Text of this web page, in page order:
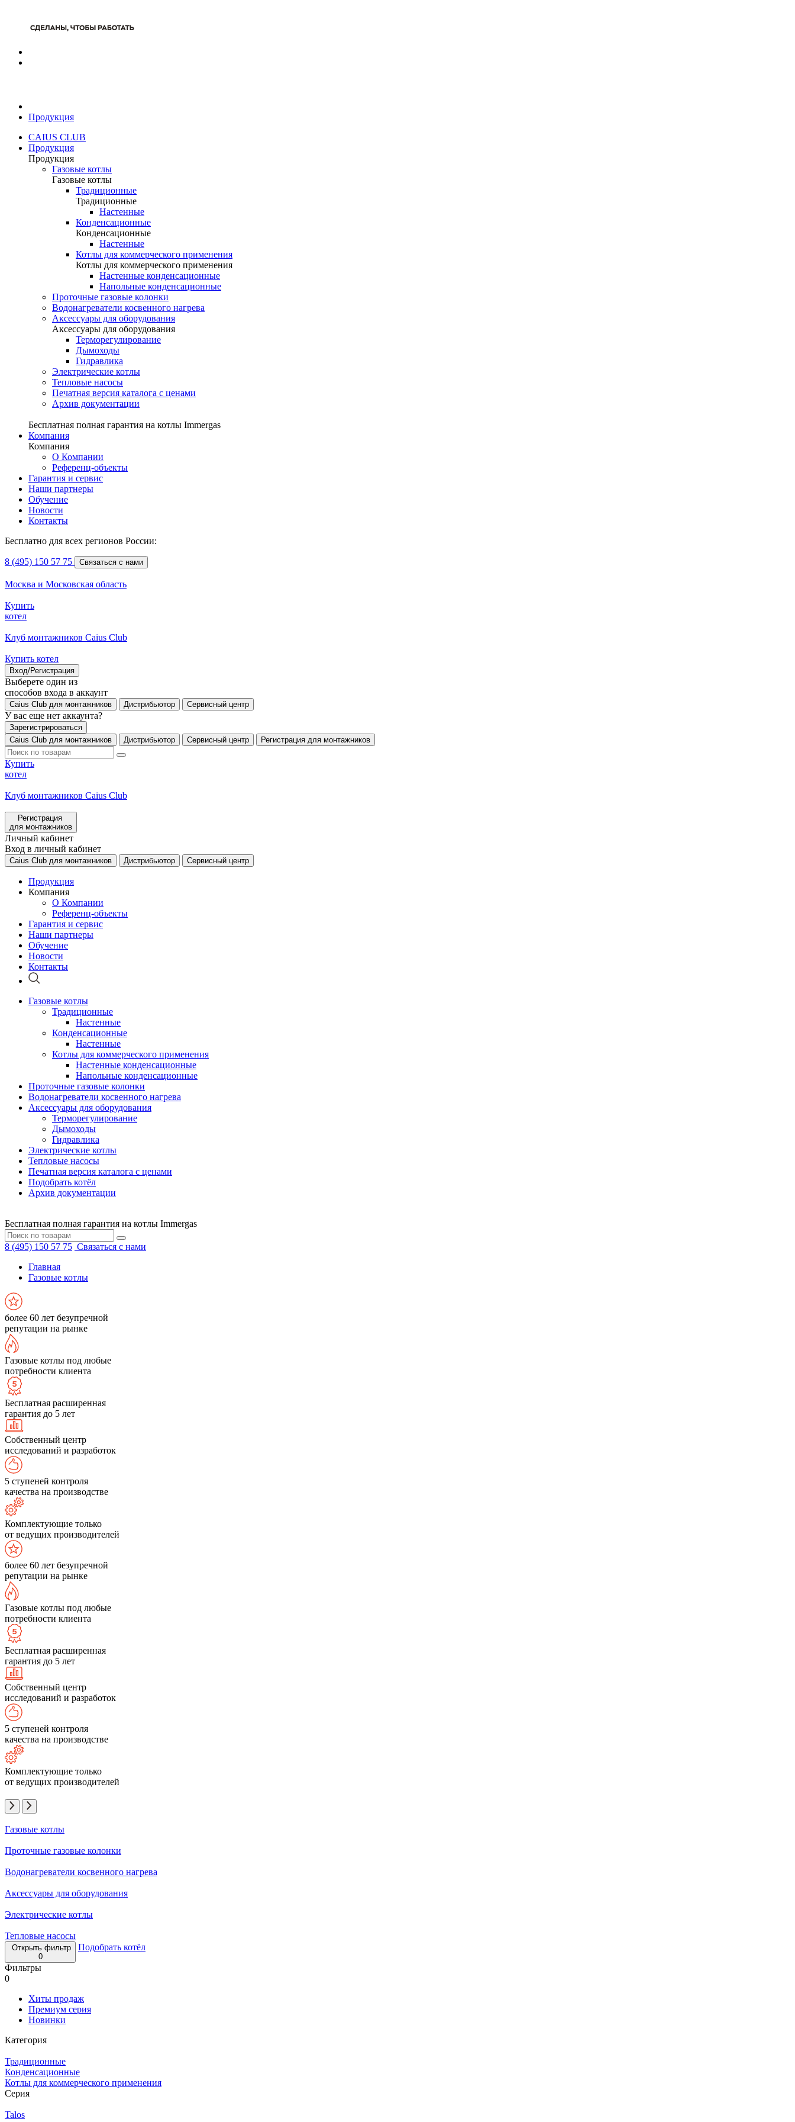
Продукция
CAIUS CLUB
Продукция
Продукция
Газовые котлы
Газовые котлы
Традиционные
Традиционные
Настенные
Конденсационные
Конденсационные
Настенные
Котлы для коммерческого применения
Котлы для коммерческого применения
Настенные конденсационные
Напольные конденсационные
Проточные газовые колонки
Водонагреватели косвенного нагрева
Аксессуары для оборудования
Аксессуары для оборудования
Терморегулирование
Дымоходы
Гидравлика
Электрические котлы
Тепловые насосы
Печатная версия каталога с ценами
Архив документации
Бесплатная полная гарантия на котлы Immergas
Компания
Компания
О Компании
Референц-объекты
Гарантия и сервис
Наши партнеры
Обучение
Новости
Контакты
Бесплатно для всех регионов России:
8 (495) 150 57 75 Связаться с нами
Москва и Московская область
Купить
котел
Клуб монтажников Caius Club
Купить котел
Вход/Регистрация
Выберете один из
способов входа в аккаунт
Caius Club для монтажников Дистрибьютор Сервисный центр
У вас еще нет аккаунта?
Зарегистрироваться
Caius Club для монтажников
Дистрибьютор Сервисный центр Регистрация для монтажников
Купить
котел
Клуб монтажников Caius Club
Регистрация
для монтажников
Личный кабинет
Вход в личный кабинет
Caius Club для монтажников Дистрибьютор Сервисный центр
Продукция
Компания
О Компании
Референц-объекты
Гарантия и сервис
Наши партнеры
Обучение
Новости
Контакты
Газовые котлы
Традиционные
Настенные
Конденсационные
Настенные
Котлы для коммерческого применения
Настенные конденсационные
Напольные конденсационные
Проточные газовые колонки
Водонагреватели косвенного нагрева
Аксессуары для оборудования
Терморегулирование
Дымоходы
Гидравлика
Электрические котлы
Тепловые насосы
Печатная версия каталога с ценами
Подобрать котёл
Архив документации
Бесплатная полная гарантия на котлы Immergas
8 (495) 150 57 75 Связаться с нами
Главная
Газовые котлы
более 60 лет безупречной
репутации на рынке
Газовые котлы под любые
потребности клиента
Бесплатная расширенная
гарантия до 5 лет
Собственный центр
исследований и разработок
5 ступеней контроля
качества на производстве
Комплектующие только
от ведущих производителей
более 60 лет безупречной
репутации на рынке
Газовые котлы под любые
потребности клиента
Бесплатная расширенная
гарантия до 5 лет
Собственный центр
исследований и разработок
5 ступеней контроля
качества на производстве
Комплектующие только
от ведущих производителей
Газовые котлы
Проточные газовые колонки
Водонагреватели косвенного нагрева
Аксессуары для оборудования
Электрические котлы
Тепловые насосы
Открыть фильтр
0
Подобрать котёл
Фильтры
0
Хиты продаж
Премиум серия
Новинки
Категория
Традиционные
Конденсационные
Котлы для коммерческого применения
Серия
Talos